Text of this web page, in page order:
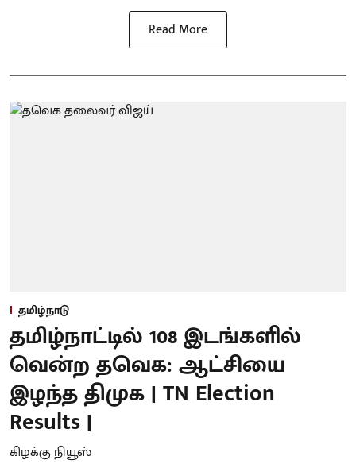
Read More
தமிழ்நாடு
தமிழ்நாட்டில் 108 இடங்களில்
வென்ற தவெக: ஆட்சியை
இழந்த திமுக | TN Election
Results |
கிழக்கு நியூஸ்